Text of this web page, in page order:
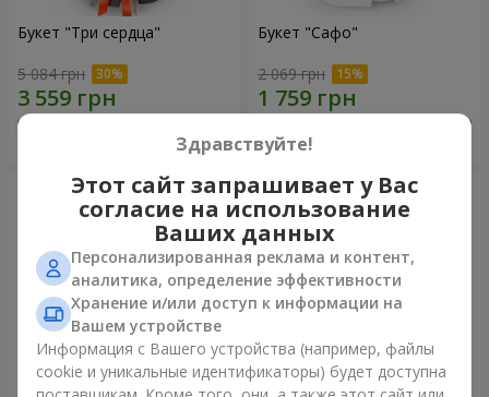
Букет "Три сердца"
5 084 грн
Букет "Сафо"
2 069 грн
Здравствуйте!
Этот сайт запрашивает у Вас
согласие на использование
Ваших данных
Персонализированная реклама и контент,
аналитика, определение эффективности
Хранение и/или доступ к информации на
Вашем устройстве
Информация с Вашего устройства (например, файлы
cookie и уникальные идентификаторы) будет доступна